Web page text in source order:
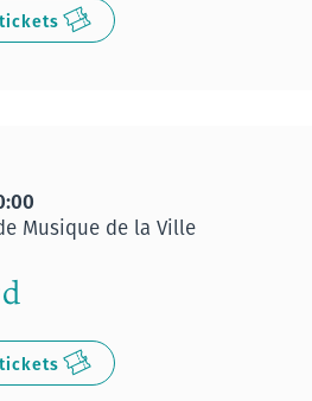
Musique de la Ville